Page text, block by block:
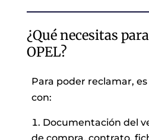
¿Qué necesitas
OPEL?
Para poder reclamar,
con:
Documentación del
de compra, contrato,